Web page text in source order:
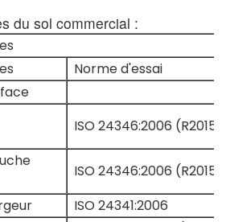
du sol commercial :
Norme d'essai
ISO 24346:2006 (R2015)
ISO 24346:2006 (R2015)
ISO 24341:2006